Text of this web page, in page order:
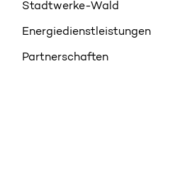
Stadtwerke-Wald
Energiedienstleistungen
Partnerschaften